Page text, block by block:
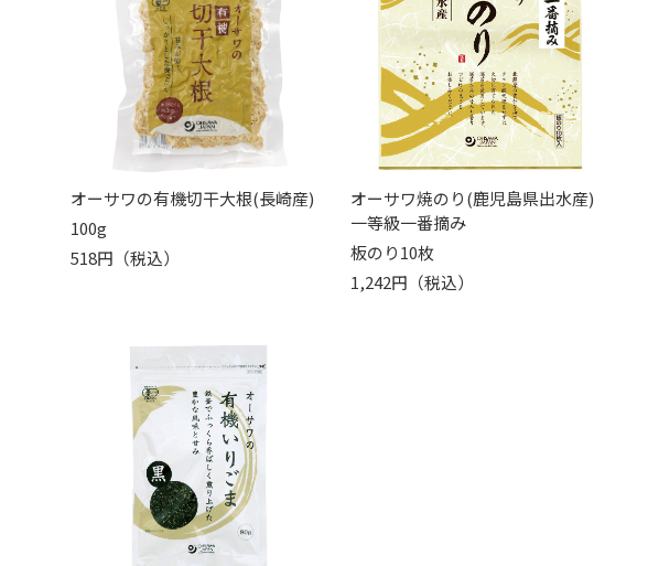
オーサワの有機切干大根(長崎産)
100g
518円（税込）
オーサワ焼のり(鹿児島県出水産)
一等級一番摘み
板のり10枚
1,242円（税込）